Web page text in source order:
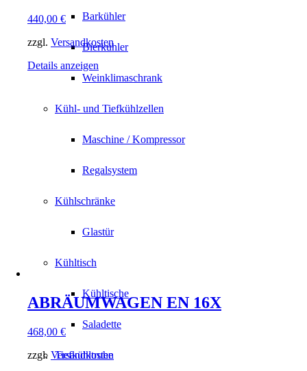
Barkühler
Bierkühler
Weinklimaschrank
Kühl- und Tiefkühlzellen
Maschine / Kompressor
Regalsystem
Kühlschränke
Glastür
Kühltisch
Kühltische
Saladette
Tiefkühltruhe
440,00 €
zzgl. Versandkosten
Details anzeigen
ABRÄUMWAGEN EN 16X
468,00 €
zzgl. Versandkosten